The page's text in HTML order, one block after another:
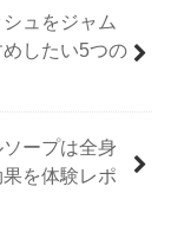
ュをジャム
したい5つの
ープは全身
を体験レポ